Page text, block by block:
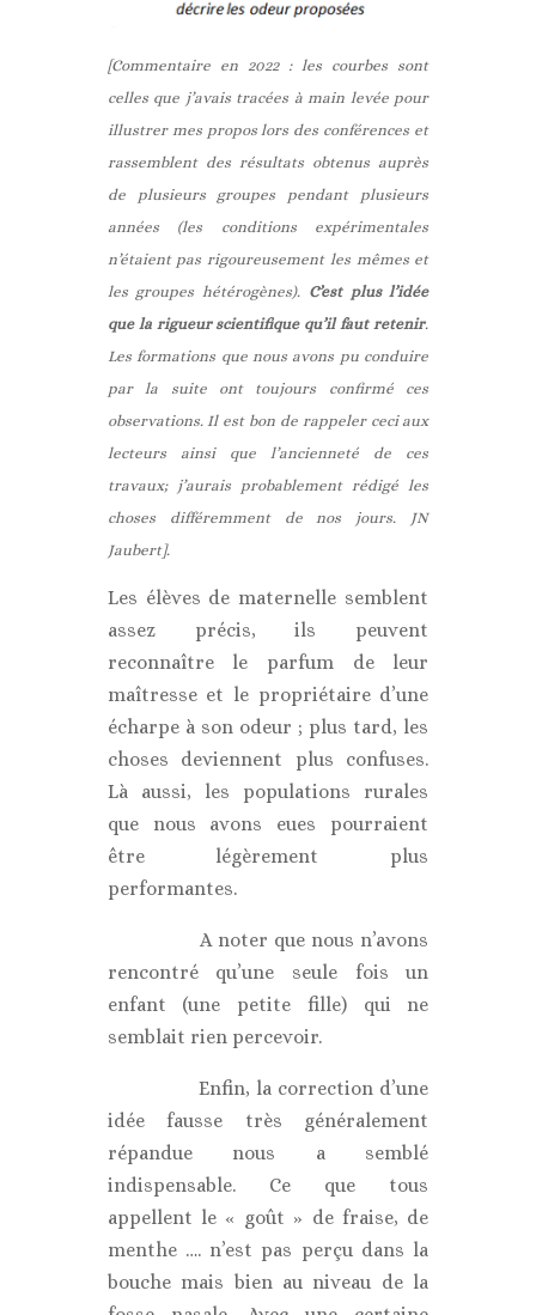
[Commentaire en 2022 : les courbes sont
celles que j’avais tracées à main levée pour
illustrer mes propos lors des conférences et
rassemblent des résultats obtenus auprès
de plusieurs groupes pendant plusieurs
années (les conditions expérimentales
n’étaient pas rigoureusement les mêmes et
les groupes hétérogènes). C’est plus l’idée
que la rigueur scientifique qu’il faut retenir.
Les formations que nous avons pu conduire
par la suite ont toujours confirmé ces
observations. Il est bon de rappeler ceci aux
lecteurs ainsi que l’ancienneté de ces
travaux; j’aurais probablement rédigé les
choses différemment de nos jours. JN
Jaubert].
Les élèves de maternelle semblent
assez précis, ils peuvent
reconnaître le parfum de leur
maîtresse et le propriétaire d’une
écharpe à son odeur ; plus tard, les
choses deviennent plus confuses.
Là aussi, les populations rurales
que nous avons eues pourraient
être légèrement plus
performantes.
A noter que nous n’avons
rencontré qu’une seule fois un
enfant (une petite fille) qui ne
semblait rien percevoir.
Enfin, la correction d’une
idée fausse très généralement
répandue nous a semblé
indispensable. Ce que tous
appellent le « goût » de fraise, de
menthe …. n’est pas perçu dans la
bouche mais bien au niveau de la